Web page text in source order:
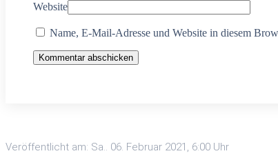
Website
Name, E-Mail-Adresse und Website in diesem
Kommentar abschicken
Veröffentlicht am: Sa.. 06. Februar 2021, 6:00 Uhr